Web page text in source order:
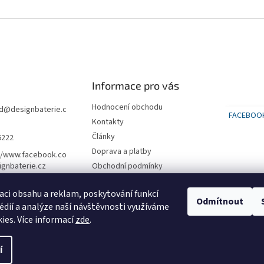
obsahu a reklam, poskytování funkcí
a analýze naší návštěvnosti využíváme
Více informacízde.
Odmítnout
@designbaterie.c
Informace pro vás
Hodnocení obchodu
Kontakty
Články
Doprava a platby
Obchodní podmínky
údajů
SLEVA na první nákup 500 kč